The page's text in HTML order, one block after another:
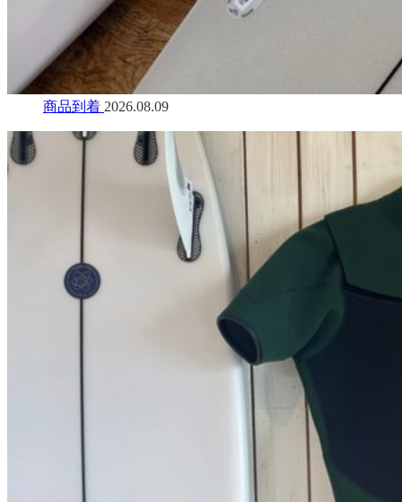
商品到着 2026.08.09